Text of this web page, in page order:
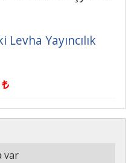
Levha Yayıncılık
var